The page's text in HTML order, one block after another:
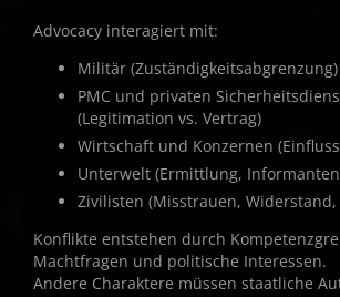
Advocacy interagiert mit:
Militär (Zuständigkeitsabgrenzung)
PMC und privaten
(Legitimation vs. Vertrag)
Wirtschaft und Konzernen
Unterwelt (Ermittlung,
Zivilisten (Misstrauen,
Konflikte entstehen durch
Machtfragen und politische Interessen.
Andere Charaktere müssen staatliche